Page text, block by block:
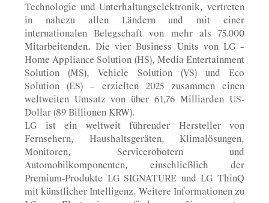
Technologie und Unterhaltungselektronik, vertreten
in nahezu allen Ländern und mit einer
internationalen Belegschaft von mehr als 75.000
Mitarbeitenden. Die vier Business Units von LG –
Home Appliance Solution (HS), Media Entertainment
Solution (MS), Vehicle Solution (VS) und Eco
Solution (ES) – erzielten 2025 zusammen einen
weltweiten Umsatz von über 61,76 Milliarden US-
Dollar (89 Billionen KRW).
LG ist ein weltweit führender Hersteller von
Fernsehern, Haushaltsgeräten, Klimalösungen,
Monitoren, Servicerobotern und
Automobilkomponenten, einschließlich der
Premium-Produkte LG SIGNATURE und LG ThinQ
mit künstlicher Intelligenz. Weitere Informationen zu